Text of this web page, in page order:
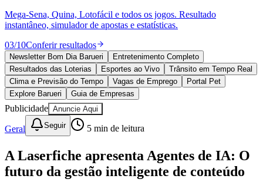
Política
Esportes
Saúde
Segurança
Cultura
Meio Ambiente
Obras
Educação
Bairros de Barueri
Selecione sua regiãoPara notícias da sua região
Mega-Sena, Quina, Lotofácil e todos os jogos. Resultado
instantâneo, simulador de apostas e estatísticas.
03/10Conferir resultados
Newsletter Bom Dia Barueri
Entretenimento Completo
Resultados das Loterias
Esportes ao Vivo
Trânsito em Tempo Real
Clima e Previsão do Tempo
Vagas de Emprego
Portal Pet
Explore Barueri
Guia de Empresas
Publicidade Anuncie Aqui
Geral Seguir 5 min de leitura
A Laserfiche apresenta Agentes de IA: O
futuro da gestão inteligente de conteúdo